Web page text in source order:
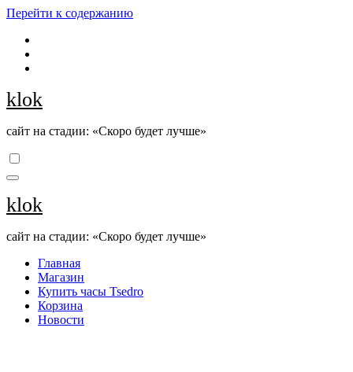
Перейти к содержанию
klok
сайт на стадии: «Скоро будет лучше»
klok
сайт на стадии: «Скоро будет лучше»
Главная
Магазин
Купить часы Tsedro
Корзина
Новости